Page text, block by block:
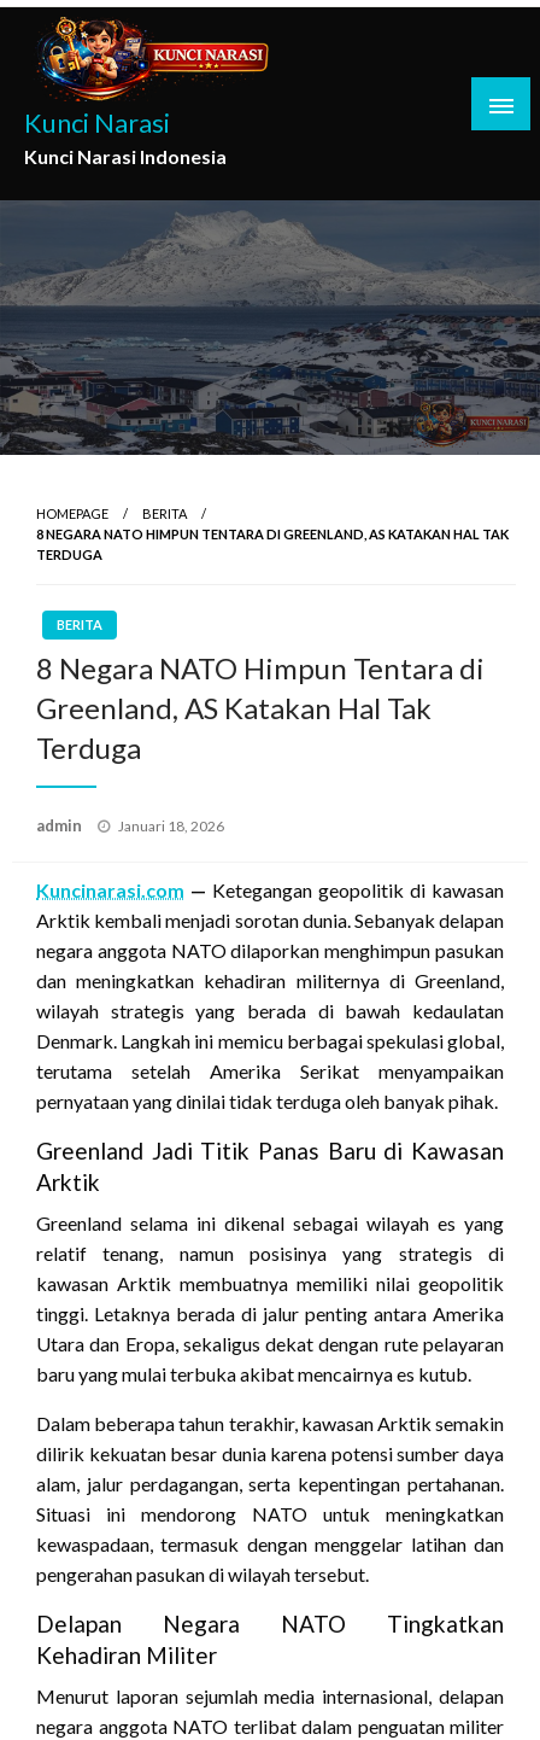
Skip
content
Kunci Narasi
Kunci Narasi Indonesia
HOMEPAGE
BERITA
8 NEGARA NATO HIMPUN TENTARA DI GREENLAND, AS KATAKAN HAL TAK
TERDUGA
BERITA
8 Negara NATO Himpun Tentara di
Greenland, AS Katakan Hal Tak
Terduga
admin
Posted
Januari 18, 2026
Kuncinarasi.com — Ketegangan geopolitik di kawasan
Arktik kembali menjadi sorotan dunia. Sebanyak delapan
negara anggota NATO dilaporkan menghimpun pasukan
dan meningkatkan kehadiran militernya di Greenland,
wilayah strategis yang berada di bawah kedaulatan
Denmark. Langkah ini memicu berbagai spekulasi global,
terutama setelah Amerika Serikat menyampaikan
pernyataan yang dinilai tidak terduga oleh banyak pihak.
Greenland Jadi Titik Panas Baru di Kawasan
Arktik
Greenland selama ini dikenal sebagai wilayah es yang
relatif tenang, namun posisinya yang strategis di
kawasan Arktik membuatnya memiliki nilai geopolitik
tinggi. Letaknya berada di jalur penting antara Amerika
Utara dan Eropa, sekaligus dekat dengan rute pelayaran
baru yang mulai terbuka akibat mencairnya es kutub.
Dalam beberapa tahun terakhir, kawasan Arktik semakin
dilirik kekuatan besar dunia karena potensi sumber daya
alam, jalur perdagangan, serta kepentingan pertahanan.
Situasi ini mendorong NATO untuk meningkatkan
kewaspadaan, termasuk dengan menggelar latihan dan
pengerahan pasukan di wilayah tersebut.
Delapan Negara NATO Tingkatkan
Kehadiran Militer
Menurut laporan sejumlah media internasional, delapan
negara anggota NATO terlibat dalam penguatan militer